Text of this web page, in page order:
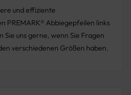
und effiziente
PREMARK® Abbiegepfeilen links
Sie uns gerne, wenn Sie Fragen
verschiedenen Größen haben.